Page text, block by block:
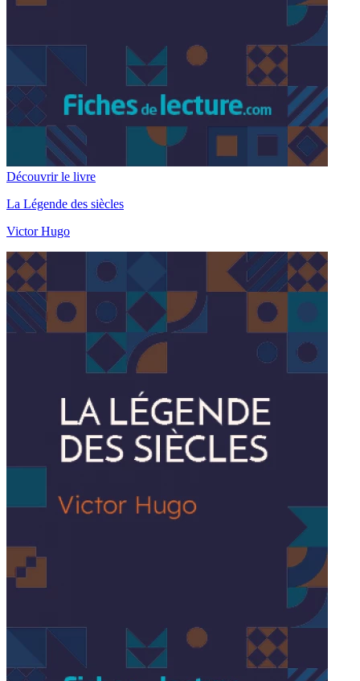
Découvrir le livre
La Légende des siècles
Victor Hugo